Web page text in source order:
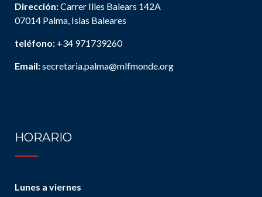
Dirección:Carrer Illes Balears 142A
07014 Palma, Islas Baleares
teléfono: +34 971739260
Email:secretaria.palma@mlfmonde.org
HORARIO
Lunes a viernes